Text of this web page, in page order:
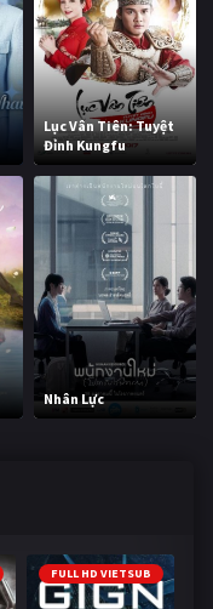
Lục Vân Tiên: Tuyệt
Đỉnh Kungfu
Nhân Lực
FULL HD VIETSUB